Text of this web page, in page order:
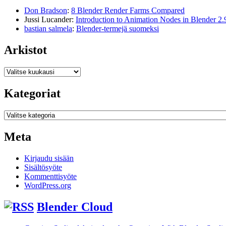
Don Bradson: 8 Blender Render Farms Compared
Jussi Lucander: Introduction to Animation Nodes in Blender
bastian salmela: Blender-termejä suomeksi
Arkistot
Arkistot
Kategoriat
Kategoriat
Meta
Kirjaudu sisään
Sisältösyöte
Kommenttisyöte
WordPress.org
Blender Cloud